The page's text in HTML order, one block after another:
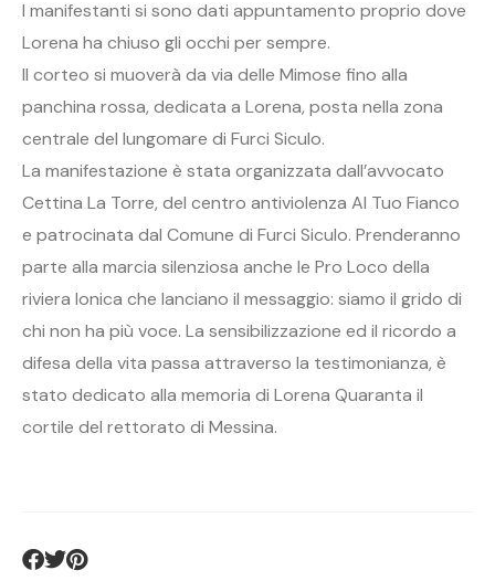
I manifestanti si sono dati appuntamento proprio dove
Lorena ha chiuso gli occhi per sempre.
Il corteo si muoverà da via delle Mimose fino alla
panchina rossa, dedicata a Lorena, posta nella zona
centrale del lungomare di Furci Siculo.
La manifestazione è stata organizzata dall’avvocato
Cettina La Torre, del centro antiviolenza Al Tuo Fianco
e patrocinata dal Comune di Furci Siculo. Prenderanno
parte alla marcia silenziosa anche le Pro Loco della
riviera Ionica che lanciano il messaggio: siamo il grido di
chi non ha più voce. La sensibilizzazione ed il ricordo a
difesa della vita passa attraverso la testimonianza, è
stato dedicato alla memoria di Lorena Quaranta il
cortile del rettorato di Messina.